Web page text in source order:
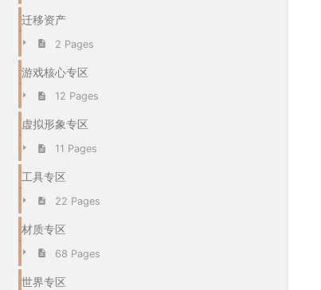
迁移资产
2 Pages
游戏核心专区
12 Pages
虚拟形象专区
11 Pages
工具专区
22 Pages
材质专区
68 Pages
世界专区